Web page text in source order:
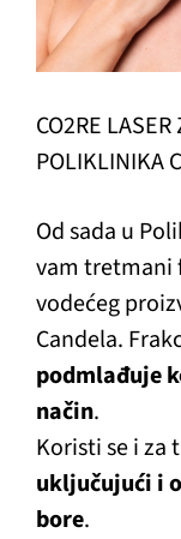
CO2RE
POLIKLINIKA
Od sada u
vam tretmani
vodećeg
Candela.
podmlađuje
način.
Koristi se i za
uključujući i
bore.